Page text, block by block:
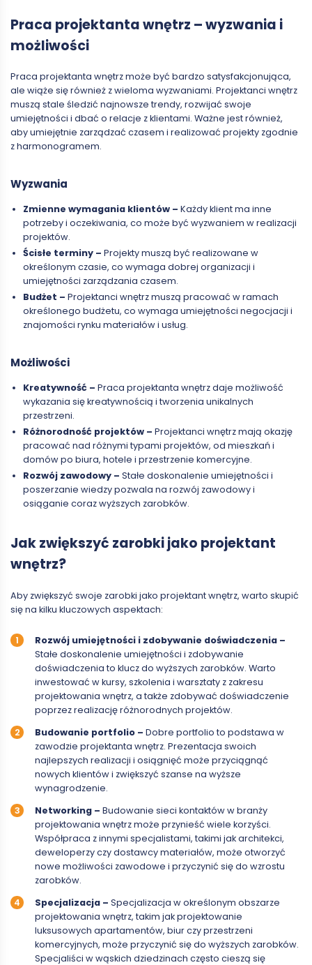
Praca projektanta wnętrz – wyzwania i
możliwości
Praca projektanta wnętrz może być bardzo satysfakcjonująca,
ale wiąże się również z wieloma wyzwaniami. Projektanci wnętrz
muszą stale śledzić najnowsze trendy, rozwijać swoje
umiejętności i dbać o relacje z klientami. Ważne jest również,
aby umiejętnie zarządzać czasem i realizować projekty zgodnie
z harmonogramem.
Wyzwania
Zmienne wymagania klientów – Każdy klient ma inne
potrzeby i oczekiwania, co może być wyzwaniem w realizacji
projektów.
Ścisłe terminy – Projekty muszą być realizowane w
określonym czasie, co wymaga dobrej organizacji i
umiejętności zarządzania czasem.
Budżet – Projektanci wnętrz muszą pracować w ramach
określonego budżetu, co wymaga umiejętności negocjacji i
znajomości rynku materiałów i usług.
Możliwości
Kreatywność – Praca projektanta wnętrz daje możliwość
wykazania się kreatywnością i tworzenia unikalnych
przestrzeni.
Różnorodność projektów – Projektanci wnętrz mają okazję
pracować nad różnymi typami projektów, od mieszkań i
domów po biura, hotele i przestrzenie komercyjne.
Rozwój zawodowy – Stałe doskonalenie umiejętności i
poszerzanie wiedzy pozwala na rozwój zawodowy i
osiąganie coraz wyższych zarobków.
Jak zwiększyć zarobki jako projektant
wnętrz?
Aby zwiększyć swoje zarobki jako projektant wnętrz, warto skupić
się na kilku kluczowych aspektach:
Rozwój umiejętności i zdobywanie doświadczenia –
Stałe doskonalenie umiejętności i zdobywanie
doświadczenia to klucz do wyższych zarobków. Warto
inwestować w kursy, szkolenia i warsztaty z zakresu
projektowania wnętrz, a także zdobywać doświadczenie
poprzez realizację różnorodnych projektów.
Budowanie portfolio –Dobre portfolio to podstawa w
zawodzie projektanta wnętrz. Prezentacja swoich
najlepszych realizacji i osiągnięć może przyciągnąć
nowych klientów i zwiększyć szanse na wyższe
wynagrodzenie.
Networking –Budowanie sieci kontaktów w branży
projektowania wnętrz może przynieść wiele korzyści.
Współpraca z innymi specjalistami, takimi jak architekci,
deweloperzy czy dostawcy materiałów, może otworzyć
nowe możliwości zawodowe i przyczynić się do wzrostu
zarobków.
Specjalizacja –Specjalizacja w określonym obszarze
projektowania wnętrz, takim jak projektowanie
luksusowych apartamentów, biur czy przestrzeni
komercyjnych, może przyczynić się do wyższych zarobków.
Specjaliści w wąskich dziedzinach często cieszą się